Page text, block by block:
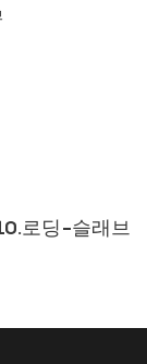
로딩-슬래브